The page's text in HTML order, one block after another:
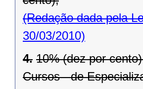
(Redação dada pela
30/03/2010)
4. 10% (dez por
Cursos - de